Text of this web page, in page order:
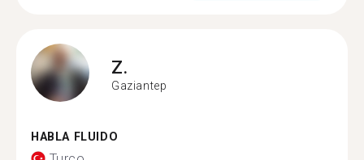
Z.
Gaziantep
HABLA FLUIDO